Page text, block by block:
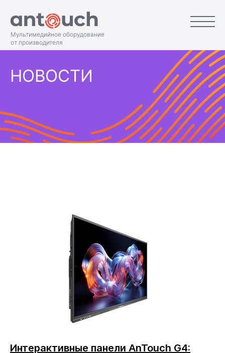
Мультимедийное оборудование
от производителя
НОВОСТИ
Интерактивные панели AnTouch G4: